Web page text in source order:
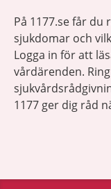
På 1177.se får
sjukdomar och
Logga in för att
vårdärenden.
1177 ger dig råd